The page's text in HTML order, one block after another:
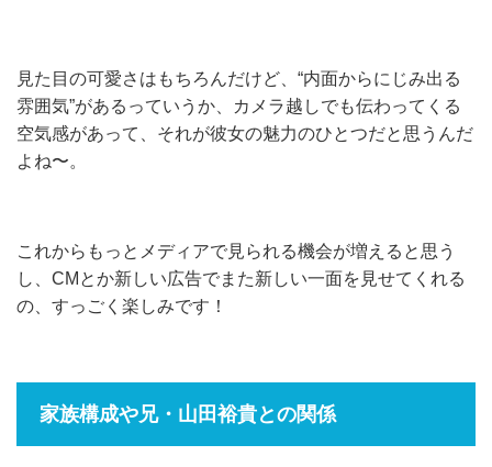
見た目の可愛さはもちろんだけど、“内面からにじみ出る
雰囲気”があるっていうか、カメラ越しでも伝わってくる
空気感があって、それが彼女の魅力のひとつだと思うんだ
よね〜。
これからもっとメディアで見られる機会が増えると思う
し、CMとか新しい広告でまた新しい一面を見せてくれる
の、すっごく楽しみです！
家族構成や兄・山田裕貴との関係